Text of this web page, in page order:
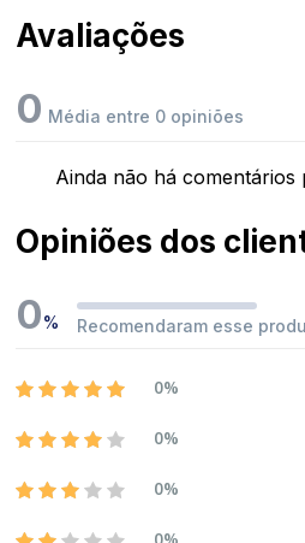
Avaliações
0 Média entre 0 opiniões
Ainda não há comentários
Opiniões dos
0% Recomendaram esse
0%
0%
0%